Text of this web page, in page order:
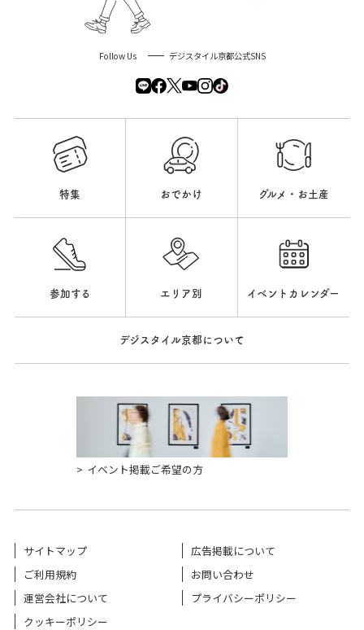
Follow Us デジスタイル京都公式SNS
特集 おでかけ グルメ・お土産
参加する エリア別 イベントカレンダー
デジスタイル京都について
イベント掲載ご希望の方
サイトマップ
広告掲載について
ご利用規約
お問い合わせ
運営会社について
プライバシーポリシー
クッキーポリシー